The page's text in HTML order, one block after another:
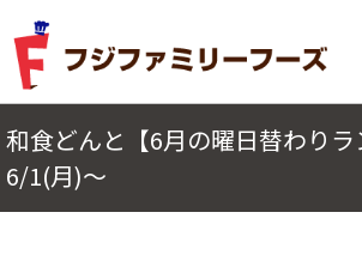
和食どんと【6月の曜日替わりラ
6/1(月)〜